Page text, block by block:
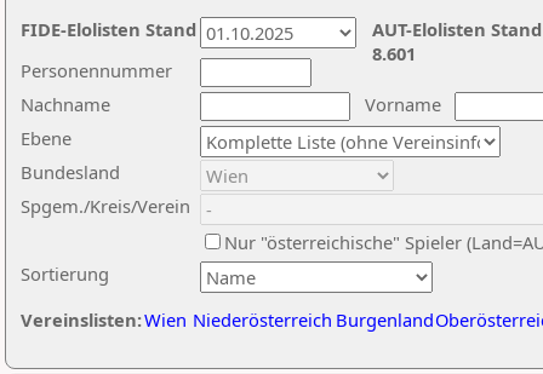
Nachname
Vorname
Ebene
Sortierung
Personennummer
Bundesland
Spgem./Kreis/Verein
Nur "österreichische" Spieler
Vereinslisten:Wien Niederösterreich Burgenland
AUT-Elolisten
8.601
FIDE-Elolisten Stand